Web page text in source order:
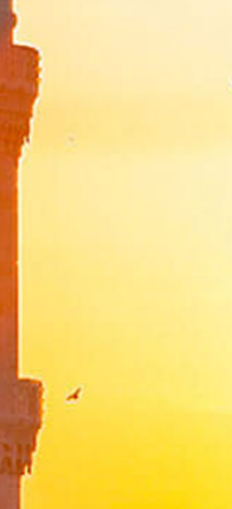
Yurtiçi
Türkiye Cumhuriyeti
Bilgi Edinme ve Diğer
Koronavirüs Salgını
Bilgi Güvenliği
Dışişleri Bakanlığı